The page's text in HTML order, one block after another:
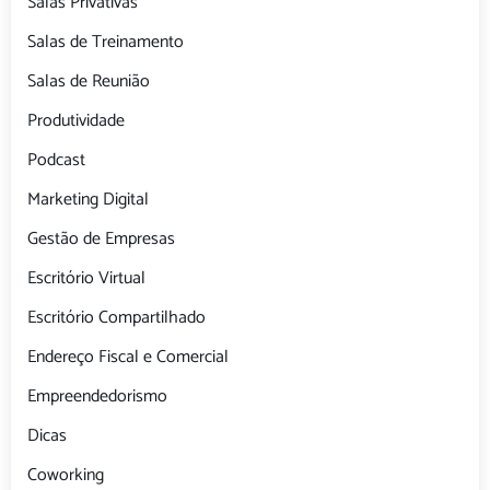
Salas de Treinamento
Salas de Reunião
Produtividade
Podcast
Marketing Digital
Gestão de Empresas
Escritório Virtual
Escritório Compartilhado
Endereço Fiscal e Comercial
Empreendedorismo
Dicas
Coworking